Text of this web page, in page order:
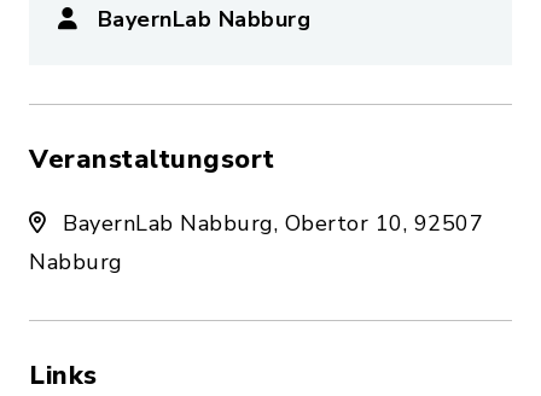
BayernLab Nabburg
Veranstaltungsort
BayernLab Nabburg, Obertor 10, 92507
Nabburg
Links